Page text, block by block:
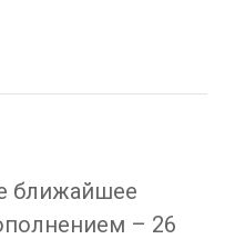
ближайшее
– 26